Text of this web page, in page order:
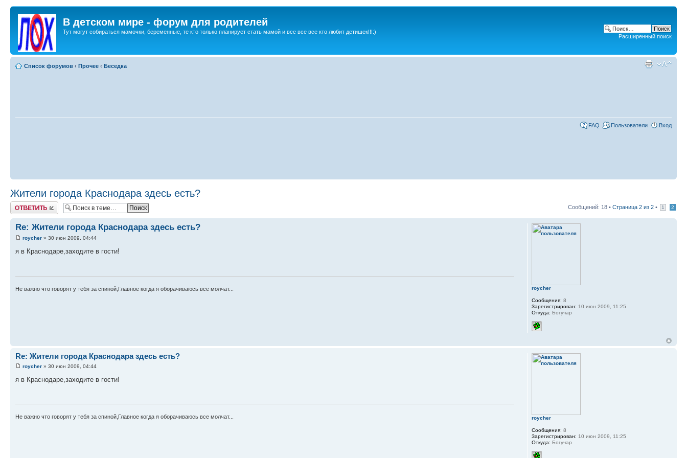
В детском мире - форум для родителей
Тут могут собираться мамочки, беременные, те кто только планирует стать мамой и все все все кто любит детишек!!!:)
Расширенный поиск
Список форумов ‹ Прочее ‹ Беседка
FAQ Пользователи Вход
Жители города Краснодара здесь есть?
Ответить Сообщений: 18 • Страница 2 из 2 • 1 2
Re: Жители города Краснодара здесь есть?
roycher » 30 июн 2009, 04:44
я в Краснодаре,заходите в гости!
Не важно что говорят у тебя за спиной,Главное когда я оборачиваюсь все молчат... roycher
Сообщения: 8
Зарегистрирован: 10 июн 2009, 11:25
Откуда: Богучар
Re: Жители города Краснодара здесь есть?
roycher » 30 июн 2009, 04:44
я в Краснодаре,заходите в гости!
Не важно что говорят у тебя за спиной,Главное когда я оборачиваюсь все молчат... roycher
Сообщения: 8
Зарегистрирован: 10 июн 2009, 11:25
Откуда: Богучар